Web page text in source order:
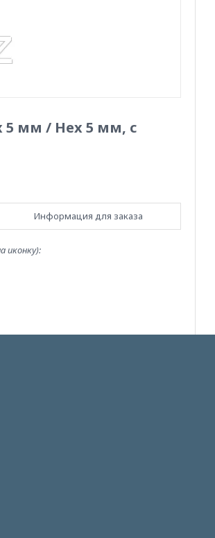
5 мм / Hex 5 мм, с
Информация для заказа
иконку):